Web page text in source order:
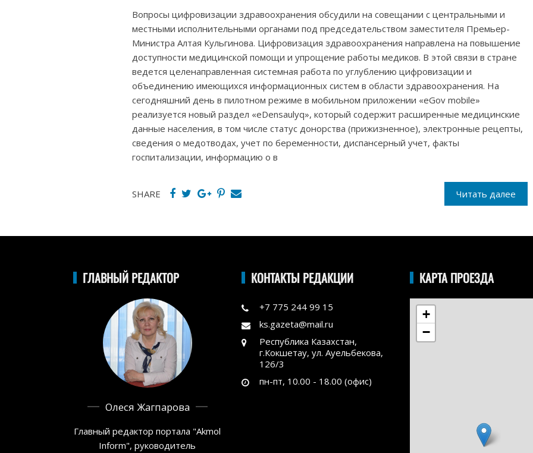
Вопросы цифровизации здравоохранения обсудили на совещании с центральными и
местными исполнительными органами под председательством заместителя Премьер-
Министра Алтая Кульгинова. Цифровизация здравоохранения направлена на повышение
доступности медицинской помощи и упрощение работы медиков. В этой связи в стране
ведется целенаправленная системная работа по углублению цифровизации и
объединению имеющихся информационных систем в области здравоохранения. На
сегодняшний день в пилотном режиме в мобильном приложении «eGov mobile»
реализуется новый раздел «eDensaulyq», который содержит расширенные медицинские
данные населения, в том числе статус донорства (прижизненное), электронные рецепты,
сведения о медотводах, учет по беременности, диспансерный учет, факты
госпитализации, информацию о в
Читать далее
SHARE
ГЛАВНЫЙ РЕДАКТОР
Олеся Жагпарова
Главный редактор портала "Akmol
Inform", руководитель
КОНТАКТЫ РЕДАКЦИИ
+7 775 244 99 15
ks.gazeta@mail.ru
Республика Казахстан,
г.Кокшетау, ул. Ауельбекова,
126/3
пн-пт, 10.00 - 18.00 (офис)
КАРТА ПРОЕЗДА
+
−